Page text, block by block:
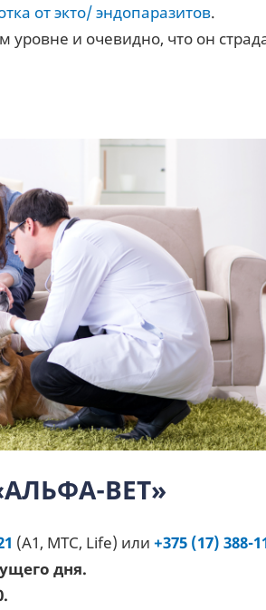
от экто/ эндопаразитов.
и очевидно, что он
ВЕТ»
(А1, МТС, Life) или+375 (17) 388-
дня.